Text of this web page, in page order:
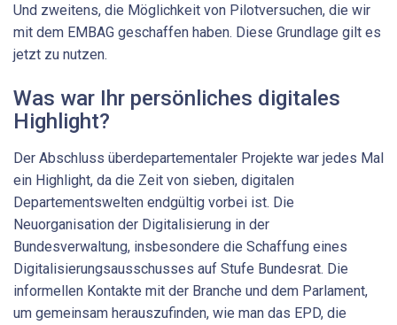
Und zweitens, die Möglichkeit von Pilotversuchen, die wir
mit dem EMBAG geschaffen haben. Diese Grundlage gilt es
jetzt zu nutzen.
Was war Ihr persönliches digitales
Highlight?
Der Abschluss überdepartementaler Projekte war jedes Mal
ein Highlight, da die Zeit von sieben, digitalen
Departementswelten endgültig vorbei ist. Die
Neuorganisation der Digitalisierung in der
Bundesverwaltung, insbesondere die Schaffung eines
Digitalisierungsausschusses auf Stufe Bundesrat. Die
informellen Kontakte mit der Branche und dem Parlament,
um gemeinsam herauszufinden, wie man das EPD, die